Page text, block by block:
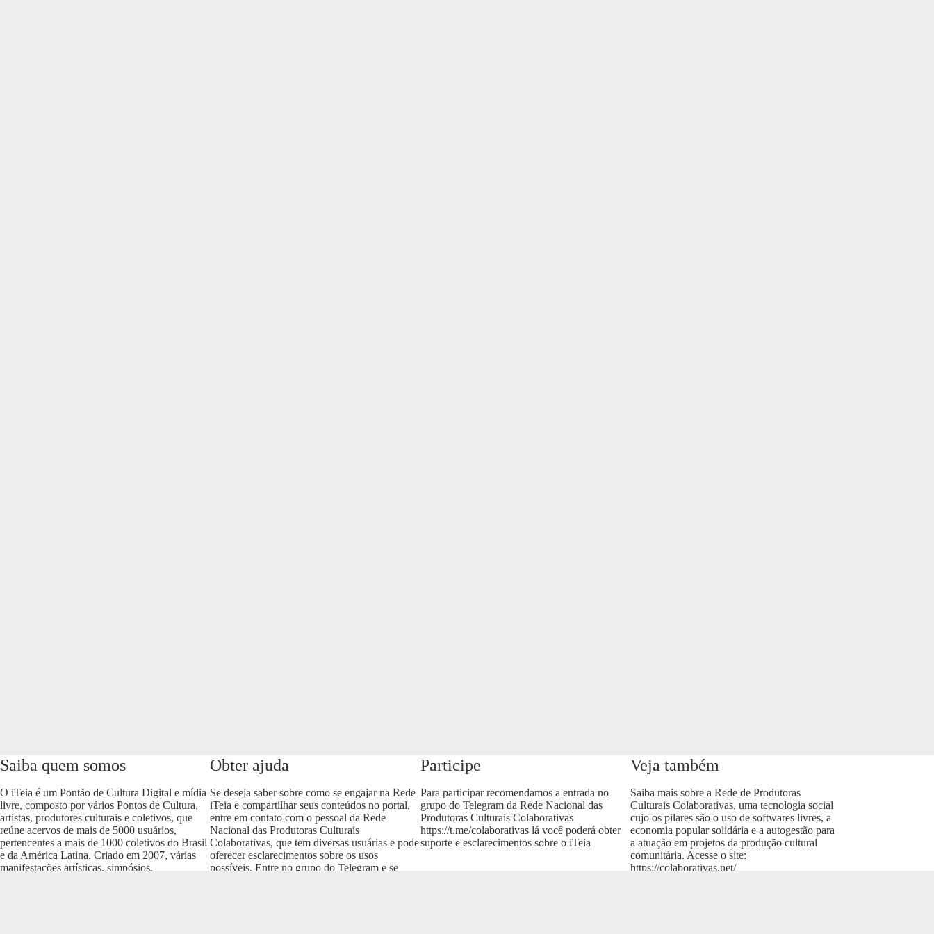
Saiba quem somos
O iTeia é um Pontão de Cultura Digital e mídia
livre, composto por vários Pontos de Cultura,
artistas, produtores culturais e coletivos, que
reúne acervos de mais de 5000 usuários,
pertencentes a mais de 1000 coletivos do Brasil
e da América Latina. Criado em 2007, várias
manifestações artísticas, simpósios,
Obter ajuda
Se deseja saber sobre como se engajar na Rede
iTeia e compartilhar seus conteúdos no portal,
entre em contato com o pessoal da Rede
Nacional das Produtoras Culturais
Colaborativas, que tem diversas usuárias e pode
oferecer esclarecimentos sobre os usos
possíveis. Entre no grupo do Telegram e se
Participe
Para participar recomendamos a entrada no
grupo do Telegram da Rede Nacional das
Produtoras Culturais Colaborativas
https://t.me/colaborativaslá você poderá obter
suporte e esclarecimentos sobre o iTeia
Veja também
Saiba mais sobre a Rede de Produtoras
Culturais Colaborativas, uma tecnologia social
cujo os pilares são o uso de softwares livres, a
economia popular solidária e a autogestão para
a atuação em projetos da produção cultural
comunitária. Acesse o site:
https://colaborativas.net/